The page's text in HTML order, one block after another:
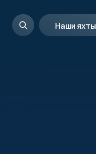
Наши яхты